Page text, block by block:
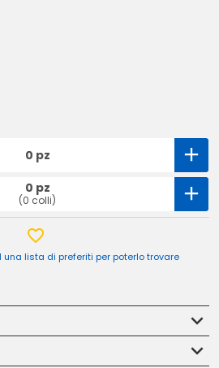
0 pz
0 pz
(0 colli)
lista di preferiti per poterlo trovare